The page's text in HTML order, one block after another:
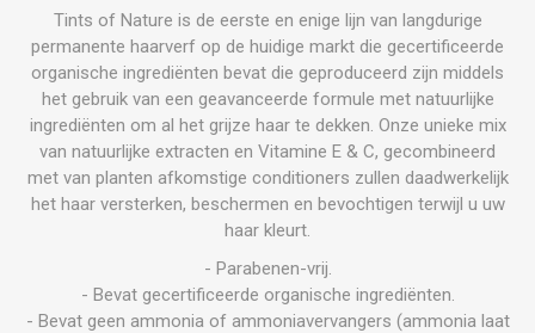
Tints of Nature is de eerste en enige lijn van langdurige
permanente haarverf op de huidige markt die gecertificeerde
organische ingrediënten bevat die geproduceerd zijn middels
het gebruik van een geavanceerde formule met natuurlijke
ingrediënten om al het grijze haar te dekken. Onze unieke mix
van natuurlijke extracten en Vitamine E & C, gecombineerd
met van planten afkomstige conditioners zullen daadwerkelijk
het haar versterken, beschermen en bevochtigen terwijl u uw
haar kleurt.
- Parabenen-vrij.
- Bevat gecertificeerde organische ingrediënten.
- Bevat geen ammonia of ammoniavervangers (ammonia laat